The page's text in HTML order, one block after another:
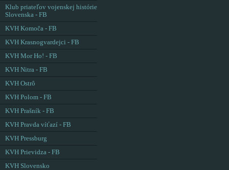
Klub priateľov vojenskej histórie
Slovenska - FB
KVH Komoča - FB
KVH Krasnogvardejci - FB
KVH Mor Ho! - FB
KVH Nitra - FB
KVH Ostrô
KVH Polom - FB
KVH Prašník - FB
KVH Pravda víťazí - FB
KVH Pressburg
KVH Prievidza - FB
KVH Slovensko